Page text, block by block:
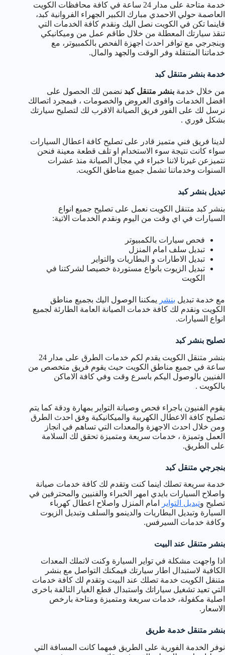
خدمة متاحة على مدار 24 ساعة في كافة محافظات الكويت
العاصمة حولي الاحمدي مبارك الكبير الجهراء الفروانية كبد،
فاينما تكن في الكويت نصل اليك ونقدم كافة الخدمات التي
تنقذ سيارتك المعطلة من خلال طاقم عمل من وميكانيكي
وبنجرجي مع توافر احدث اجهزة الفحص بالكمبيوتر، مع
خدماتنا المتنقلة وفر الوقت والجهد والمال.
خدمة بنشر متنقل كبد
من خلال خدمة بنشر متنقل كبد نضمن لك الحصول على
افضل الخدمات واقوى العروض والخصومات ، فبمجرد اتصالك
نرسل لك على الفور فريق الصيانة الاقرب لك لتصليح سيارتك
بشكل فوري .
لدينا فريق فني متميز قادر على تصليح كافة اعطال السيارات
سواء كانت نتيجة سوء الاستخدام او تلف قطعة معينة فنحن
نتميزعن غيرنا لاننا خبراء في مجال الصيانة منذ عشرات
السنوات وخدماتنا تشمل جميع مناطق الكويت.
تبديل بنشر كبد
بنشر كبد متنقل الكويت نعمل على تصليح جميع انواع
السيارات في اي وقت من اليوم ونقدم الخدمات الاتية:
فحص سيارات بالكمبيوتر
تبديل سلف امام المنزل
تبديل الاطارات و البطاريات والتواير
تبديل الزيوت بانواع مستوردة خصيصا لشركتنا في
الكويت
مع خدمة تبديل بنشر يمكننا الوصول اليك بجميع مناطق
الكويت ونقدم لك كافة خدمات الصيانة العامة الطارئة لجميع
انواع السيارات.
تصليح بنشر كبد
بنشر متنقل الكويت يقدم لكم خدمات الطرق على مدار 24
ساعة في جميع مناطق الكويت حيث يقوم فريق متخصص من
الفنيين بالوصول اليكم باسرع وقت وفي كافة الاماكن
بالكويت .
يقوم الفنيون باجراء فحص وصيانة التواير بمهارة ودقة كما يتم
تصليح كافة الاعطال الكهربية والميكانيكية وفق احدث الطرق
ومن خلال احدث الاجهزة والمعدات التي تساهم في انجاز
العمل وتميزة ، خدمات سريعة ومتميزة تحقق لك السلامة
على الطريق.
بنجرجي متنقل كبد
خدمة سريعة تصلك اينما كنت وتقدم لك كافة خدمات صيانة
واصلاح السيارات بايدي امهر الخبراء والفنيين والمحترفين في
تصليح وتبديل التواير
امام المنزل واصلاح اعطال كهرباء
السيارة وتبديل البطاريات والدينمو والسلف وتبديل الزيوت
وكافة خدمات السيرفس.
بنشر متنقل عند البيت
اذا واجهت مشكلة في تواير السيارة وكنت لاتملك المعدات
الكافية لاستبدال اطار سيارتك فيمكنك التواصل مع بنشر
متنقل الكويت خدمة تصلك عند البيت وتقدم لك كافة خدمات
التي تعيد تشغيل سياراتك واستبدال قطع الغيار التالفة باخرى
اصلية مكفولة، خدمات سريعة ومتميزة ومتاحة بارخص
الاسعار.
بنشر متنقل خدمة طريق
نوفر الخدمة الفورية على الطريق فمهما كانت المسافة التي